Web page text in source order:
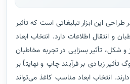
طراحی این ابزار تبلیغاتی است که تأثیر
و انتقال اطلاعات دارد. انتخاب ابعاد
شکل، تأثیر بسزایی در تجربه مخاطبان
تأثیر زیادی بر فرآیند چاپ و نهایتاً بر
انتخاب ابعاد مناسب کاغذ می‌تواند